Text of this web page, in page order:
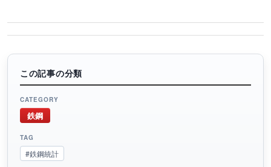
この記事の分類
CATEGORY
鉄鋼
TAG
#鉄鋼統計